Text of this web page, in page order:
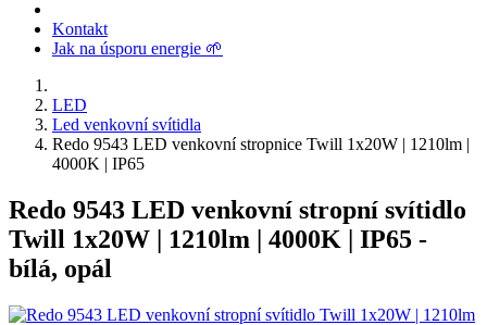
Kontakt
Jak na úsporu energie 🌱
LED
Led venkovní svítidla
Redo 9543 LED venkovní stropnice Twill 1x20W | 1210lm |
4000K | IP65
Redo 9543 LED venkovní stropní svítidlo
Twill 1x20W | 1210lm | 4000K | IP65 -
bílá, opál